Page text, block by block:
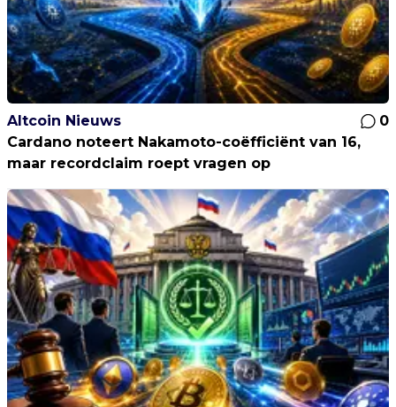
Altcoin Nieuws
0
Cardano noteert Nakamoto-coëfficiënt van 16,
maar recordclaim roept vragen op